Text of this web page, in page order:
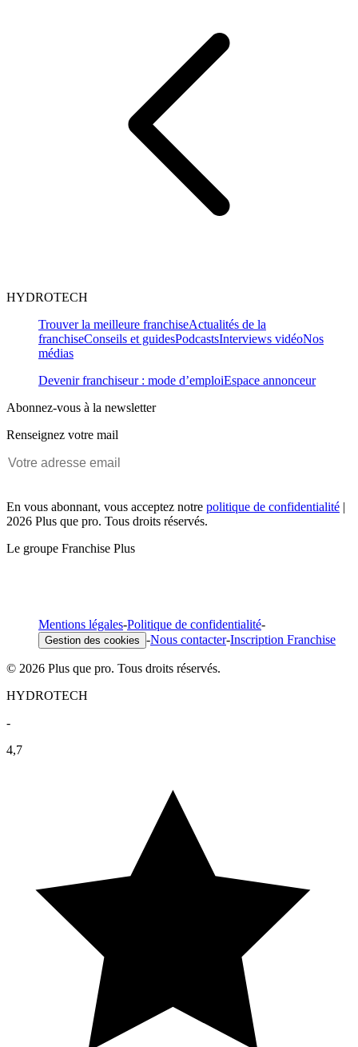
HYDROTECH
Trouver la meilleure franchiseActualités de la
franchiseConseils et guidesPodcastsInterviews vidéoNos
médias
Devenir franchiseur : mode d’emploiEspace annonceur
Abonnez-vous à la newsletter
Renseignez votre mail
En vous abonnant, vous acceptez notre politique de confidentialité |
2026 Plus que pro. Tous droits réservés.
Le groupe Franchise Plus
Mentions légales-Politique de confidentialité-
Gestion des cookies -Nous contacter-Inscription Franchise
© 2026 Plus que pro. Tous droits réservés.
HYDROTECH
-
4,7